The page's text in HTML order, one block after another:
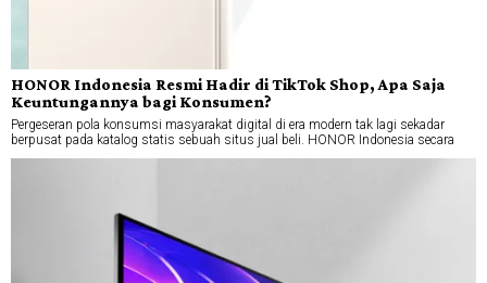
HONOR Indonesia Resmi Hadir di TikTok Shop, Apa Saja
Keuntungannya bagi Konsumen?
Pergeseran pola konsumsi masyarakat digital di era modern tak lagi sekadar
berpusat pada katalog statis sebuah situs jual beli. HONOR Indonesia secara